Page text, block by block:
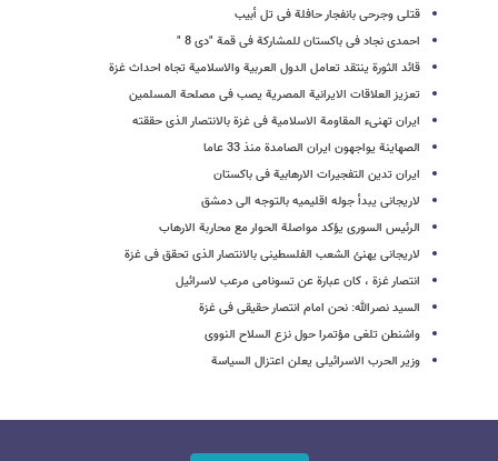
قتلى وجرحى بانفجار حافلة فی تل أبیب
احمدی نجاد فی باکستان للمشارکة فی قمة "دی 8 "
قائد الثورة ینتقد تعامل الدول العربیة والاسلامیة تجاه احداث غزة
تعزیز العلاقات الایرانیة المصریة یصب فی مصلحة المسلمین
ایران تهنیء المقاومة الاسلامیة فی غزة بالانتصار الذی حققته
الصهاینة یواجهون ایران الصامدة منذ 33 عاما
ایران تدین التفجیرات الارهابیة فی باکستان
لاریجانی یبدأ جوله اقلیمیه بالتوجه الی دمشق
الرئیس السوری یؤکد مواصلة الحوار مع محاربة الارهاب
لاریجانی یهنئ الشعب الفلسطینی بالانتصار الذی تحقق فی غزة
انتصار غزة ، کان عبارة عن تسونامی مرعب لاسرائیل
السید نصرالله: نحن امام انتصار حقیقی فی غزة
واشنطن تلغی مؤتمرا حول نزع السلاح النووی
وزیر الحرب الاسرائیلی یعلن اعتزال السیاسة